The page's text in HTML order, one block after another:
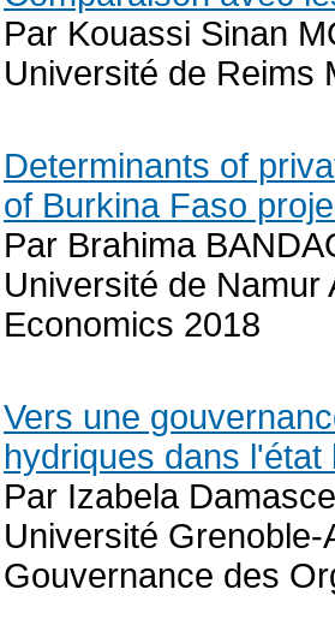
Par Kouassi Sinan
Université de Reims
Determinants of
of Burkina Faso
Par Brahima
Université de
Economics 2018
Vers une
hydriques dans l'état
Par Izabela
Université
Gouvernance des